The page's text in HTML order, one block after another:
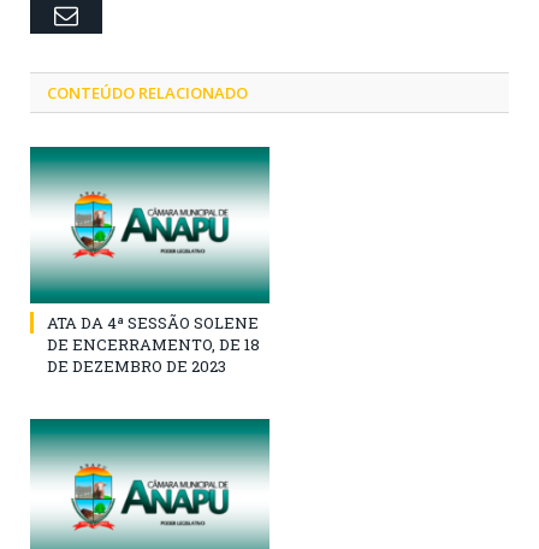
Email
CONTEÚDO RELACIONADO
ATA DA 4ª SESSÃO SOLENE
DE ENCERRAMENTO, DE 18
DE DEZEMBRO DE 2023